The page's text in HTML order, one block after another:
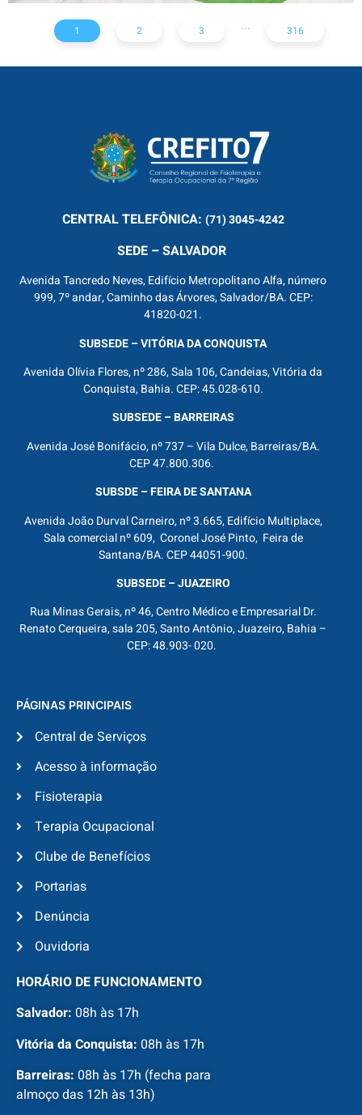
1 2 3 ... 316
CENTRALTELEFÔNICA: (71) 3045-4242
SEDE – SALVADOR
Avenida Tancredo Neves, Edifício Metropolitano Alfa, número
999, 7º andar, Caminho das Árvores, Salvador/BA. CEP:
41820-021.
SUBSEDE – VITÓRIA DA CONQUISTA
Avenida Olívia Flores, nº 286, Sala 106, Candeias, Vitória da
Conquista, Bahia. CEP: 45.028-610.
SUBSEDE – BARREIRAS
Avenida José Bonifácio, nº 737 – Vila Dulce, Barreiras/BA.
CEP 47.800.306.
SUBSDE – FEIRA DE SANTANA
Avenida João Durval Carneiro, nº 3.665, Edifício Multiplace,
Sala comercial nº 609, Coronel José Pinto, Feira de
Santana/BA. CEP 44051-900.
SUBSEDE – JUAZEIRO
Rua Minas Gerais, nº 46, Centro Médico e Empresarial Dr.
Renato Cerqueira, sala 205, Santo Antônio, Juazeiro, Bahia –
CEP: 48.903- 020.
PÁGINAS PRINCIPAIS
Central de Serviços
Acesso à informação
Fisioterapia
Terapia Ocupacional
Clube de Benefícios
Portarias
Denúncia
Ouvidoria
HORÁRIO DE FUNCIONAMENTO
Salvador: 08h às 17h
Vitória da Conquista: 08h às 17h
Barreiras: 08h às 17h (fecha para
almoço das 12h às 13h)